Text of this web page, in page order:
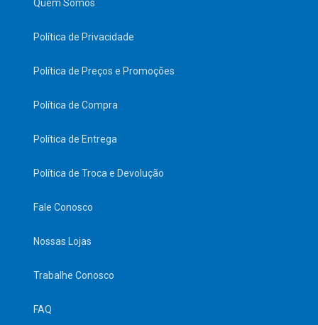
Quem Somos
Política de Privacidade
Política de Preços e Promoções
Política de Compra
Política de Entrega
Política de Troca e Devolução
Fale Conosco
Nossas Lojas
Trabalhe Conosco
FAQ